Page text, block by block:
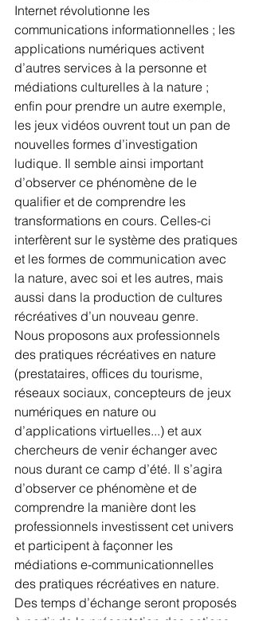
Internet révolutionne les
communications informationnelles ; les
applications numériques activent
d’autres services à la personne et
médiations culturelles à la nature ;
enfin pour prendre un autre exemple,
les jeux vidéos ouvrent tout un pan de
nouvelles formes d’investigation
ludique. Il semble ainsi important
d’observer ce phénomène de le
qualifier et de comprendre les
transformations en cours. Celles-ci
interfèrent sur le système des pratiques
et les formes de communication avec
la nature, avec soi et les autres, mais
aussi dans la production de cultures
récréatives d’un nouveau genre.
Nous proposons aux professionnels
des pratiques récréatives en nature
(prestataires, offices du tourisme,
réseaux sociaux, concepteurs de jeux
numériques en nature ou
d’applications virtuelles...) et aux
chercheurs de venir échanger avec
nous durant ce camp d’été. Il s’agira
d’observer ce phénomène et de
comprendre la manière dont les
professionnels investissent cet univers
et participent à façonner les
médiations e-communicationnelles
des pratiques récréatives en nature.
Des temps d’échange seront proposés
à partir de la présentation des actions